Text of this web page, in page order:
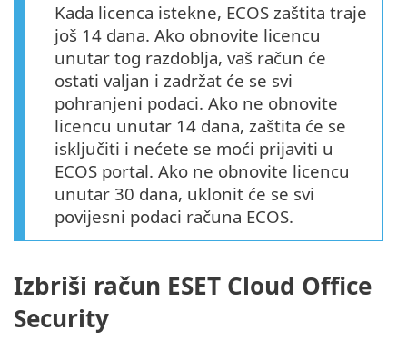
Kada licenca istekne, ECOS zaštita traje
još 14 dana. Ako obnovite licencu
unutar tog razdoblja, vaš račun će
ostati valjan i zadržat će se svi
pohranjeni podaci. Ako ne obnovite
licencu unutar 14 dana, zaštita će se
isključiti i nećete se moći prijaviti u
ECOS portal. Ako ne obnovite licencu
unutar 30 dana, uklonit će se svi
povijesni podaci računa ECOS.
Izbriši račun ESET Cloud Office
Security